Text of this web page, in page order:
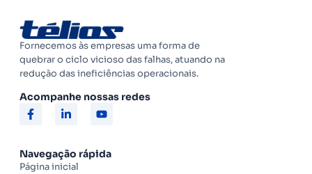
Fornecemos às empresas uma forma de
quebrar o ciclo vicioso das falhas, atuando na
redução das ineficiências operacionais.
Acompanhe nossas redes
Navegação rápida
Página inicial